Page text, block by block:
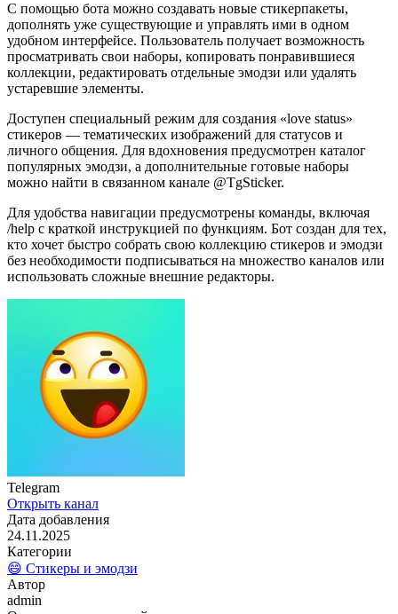
С помощью бота можно создавать новые стикерпакеты,
дополнять уже существующие и управлять ими в одном
удобном интерфейсе. Пользователь получает возможность
просматривать свои наборы, копировать понравившиеся
коллекции, редактировать отдельные эмодзи или удалять
устаревшие элементы.
Доступен специальный режим для создания «love status»
стикеров — тематических изображений для статусов и
личного общения. Для вдохновения предусмотрен каталог
популярных эмодзи, а дополнительные готовые наборы
можно найти в связанном канале @TgSticker.
Для удобства навигации предусмотрены команды, включая
/help с краткой инструкцией по функциям. Бот создан для тех,
кто хочет быстро собрать свою коллекцию стикеров и эмодзи
без необходимости подписываться на множество каналов или
использовать сложные внешние редакторы.
Telegram
Открыть канал
Дата добавления
24.11.2025
Категории
😄 Стикеры и эмодзи
Автор
admin